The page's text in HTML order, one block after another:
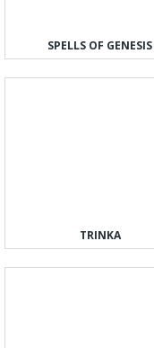
SPELLS OF GENESIS
TRINKA